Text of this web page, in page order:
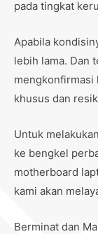
pada tingkat
Apabila
lebih lama. Dan
mengkonfirmasi
khusus dan
Untuk
ke bengkel
motherboard
kami akan
Berminat dan